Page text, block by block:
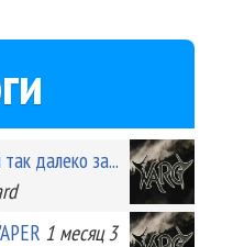
далеко за...
1 месяц 3